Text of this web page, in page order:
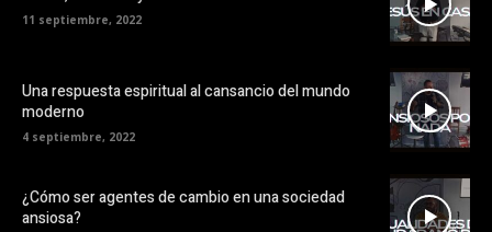
11 septiembre, 2022
Una respuesta espiritual al cansancio del mundo
moderno
4 septiembre, 2022
¿Cómo ser agentes de cambio en una sociedad
ansiosa?